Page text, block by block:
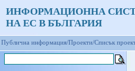
ИНФОРМАЦИОННА
НА ЕС В БЪЛГАРИЯ
Публична информация/Проекти/Списък